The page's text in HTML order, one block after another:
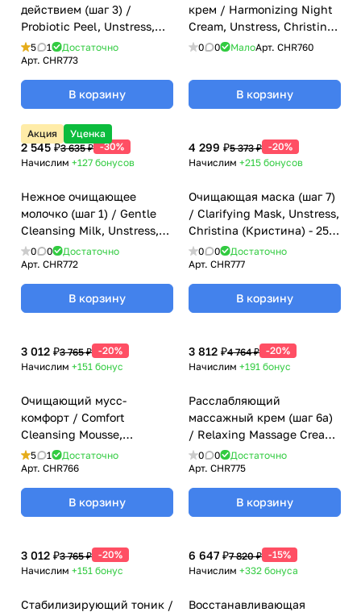
действием (шаг 3) /
Probiotic Peel, Unstress,
Christina (Кристина) - 250
мл
5 1
Достаточно
Арт. CHR773
В корзину
крем / Harmonizing Night
Cream, Unstress, Christina
(Кристина) - 50 мл
0 0 МалоАрт. CHR760
В корзину
Акция Уценка
2 545 ₽3 635 ₽ -30%
Начислим +127 бонусов
Нежное очищающее
молочко (шаг 1) / Gentle
Cleansing Milk, Unstress,
Christina (Кристина) - 300
мл
0 0
Достаточно
Арт. CHR772
В корзину
4 299 ₽5 373 ₽ -20%
Начислим +215 бонусов
Очищающая маска (шаг 7)
/ Clarifying Mask, Unstress,
Christina (Кристина) - 250
мл
0 0
Достаточно
Арт. CHR777
В корзину
3 012 ₽3 765 ₽ -20%
Начислим +151 бонус
Очищающий мусс-
комфорт / Comfort
Cleansing Mousse,
Unstress, Christina
(Кристина) - 200 мл
5 1
Достаточно
Арт. CHR766
В корзину
3 812 ₽4 764 ₽ -20%
Начислим +191 бонус
Расслабляющий
массажный крем (шаг 6a)
/ Relaxing Massage Cream,
Unstress, Christina
(Кристина) - 500 мл
0 0
Достаточно
Арт. CHR775
В корзину
3 012 ₽3 765 ₽ -20%
Начислим +151 бонус
Стабилизирующий тоник /
6 647 ₽7 820 ₽ -15%
Начислим +332 бонуса
Восстанавливающая